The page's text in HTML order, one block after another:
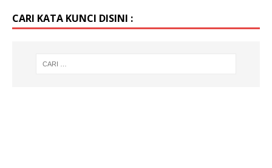
CARI KATA KUNCI DISINI :